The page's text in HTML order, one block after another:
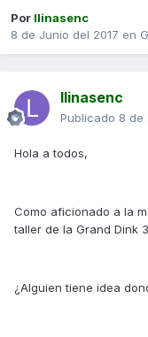
Por llinasenc
8 de Junio del 2017 en
llinasenc
Publicado 8 de
Hola a todos,
Como aficionado a la
taller de la Grand Dink
¿Alguien tiene idea